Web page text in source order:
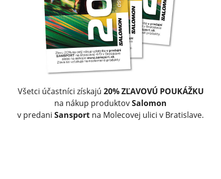
Všetci účastníci získajú 20% ZĽAVOVÚ POUKÁŽKU
na nákup produktovSalomon
v predani Sansport na Molecovej ulici v Bratislave.